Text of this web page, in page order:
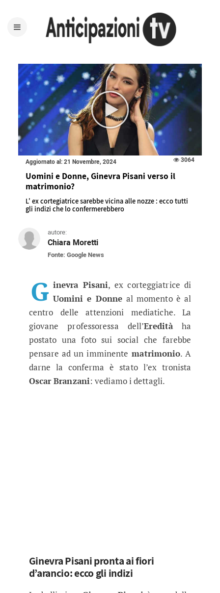
Aggiornato al: 21 Novembre, 2024 3064
Uomini e Donne, Ginevra Pisani verso il
matrimonio?
L' ex cortegiatrice sarebbe vicina alle nozze : ecco tutti
gli indizi che lo confermerebbero
autore:
Chiara Moretti
Fonte: Google News
Uomini e Donne, Ginevra Pisani
G inevra Pisani, ex corteggiatrice di
Uomini e Donne al momento è al
centro delle attenzioni mediatiche. La
giovane professoressa dell’Ereditàha
postato una foto sui social che farebbe
pensare ad un imminente matrimonio. A
darne la conferma è stato l’ex tronista
Oscar Branzani: vediamo i dettagli.
Ginevra Pisani pronta ai fiori
d’arancio: ecco gli indizi